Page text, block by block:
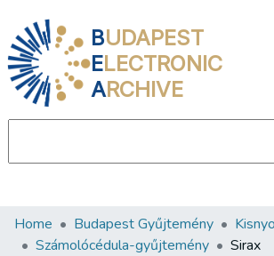
BUDAPEST
ELECTRONIC
ARCHIVE
Communities & Collections
Home Budapest Gyűjtemény
Számolócédula-gyűjtemény
Sirax